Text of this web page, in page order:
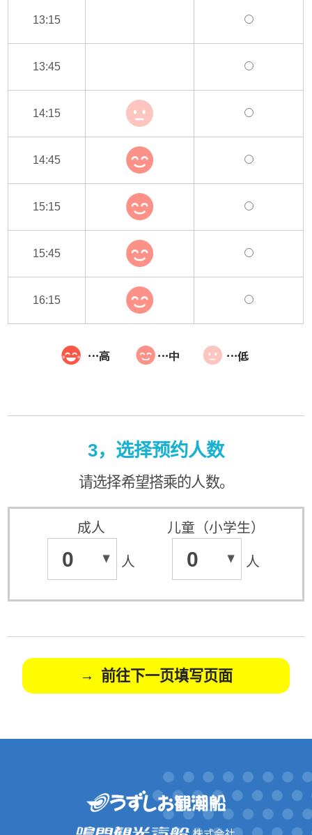
13:15
13:45
14:15
14:45
15:15
15:45
16:15
3，选择预约人数
请选择希望搭乘的人数。
成人
0 人
儿童（小学生）
0 人
前往下一页填写页面